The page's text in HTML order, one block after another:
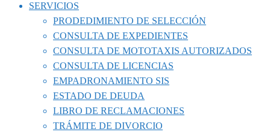
SERVICIOS
PRODEDIMIENTO DE SELECCIÓN
CONSULTA DE EXPEDIENTES
CONSULTA DE MOTOTAXIS AUTORIZADOS
CONSULTA DE LICENCIAS
EMPADRONAMIENTO SIS
ESTADO DE DEUDA
LIBRO DE RECLAMACIONES
TRÁMITE DE DIVORCIO